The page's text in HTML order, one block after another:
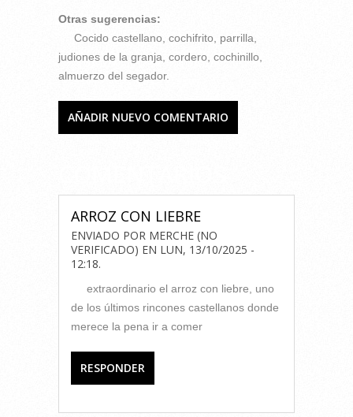
Otras sugerencias:
Cocido castellano, cochifrito, parrilla,
judiones de la granja, cordero, cochinillo,
almuerzo del segador.
AÑADIR NUEVO COMENTARIO
ARROZ CON LIEBRE
ENVIADO POR MERCHE (NO
VERIFICADO) EN LUN, 13/10/2025 -
12:18.
extraordinario el arroz con liebre, uno
de los últimos rincones castellanos donde
merece la pena ir a comer
RESPONDER